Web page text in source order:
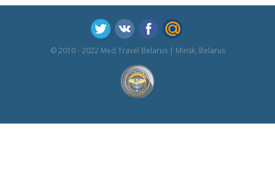
© 2010 - 2022 Med Travel Belarus | Minsk, Belarus